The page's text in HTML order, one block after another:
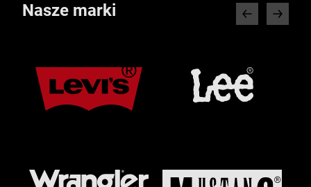
Nasze marki